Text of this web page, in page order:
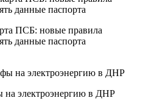
ПСБ: новые правила
данные паспорта
электроэнергию в ДНР